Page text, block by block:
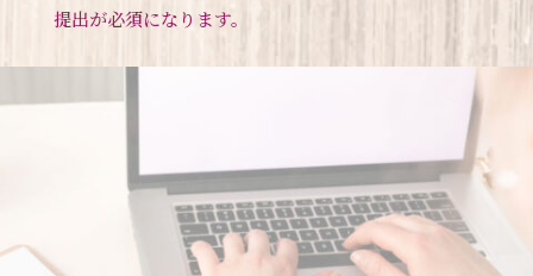
提出が必須になります。